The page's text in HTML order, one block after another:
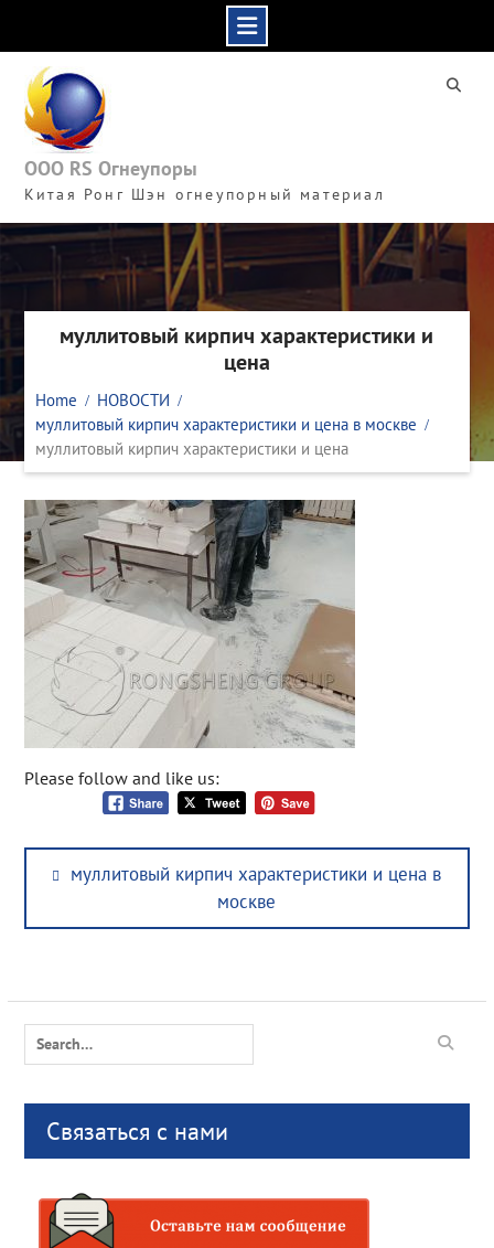
content
ООО RS Огнеупоры
Китая Ронг Шэн огнеупорный материал
муллитовый кирпич характеристики и
цена
Home
НОВОСТИ
муллитовый кирпич характеристики и цена в москве
муллитовый кирпич характеристики и цена
Please follow and like us:
Post
navigation
Previous
муллитовый кирпич характеристики и цена в
москве
Search
Связаться с нами